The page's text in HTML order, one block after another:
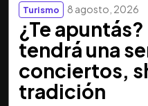
Turismo 8 agosto, 2026
¿Te
tendrá una
conciertos,
tradición